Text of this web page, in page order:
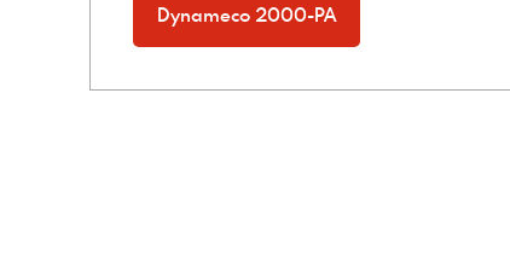
Dynameco 2000-PA